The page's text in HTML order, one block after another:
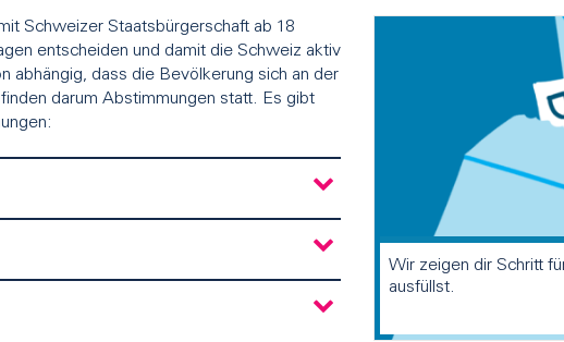
Schweizer Staatsbürgerschaft ab 18
entscheiden und damit die Schweiz aktiv
abhängig, dass die Bevölkerung sich an der
darum Abstimmungen statt. Es gibt
Wir zeigen dir Schritt
ausfüllst.